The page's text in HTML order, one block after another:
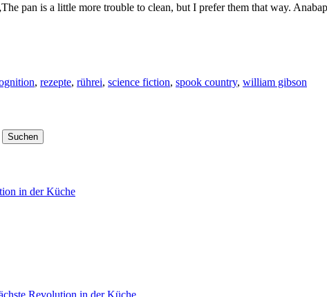
pan is a little more trouble to clean, but I prefer them that way.
, rezepte, rührei, science fiction, spook country, william gibson
in der Küche
Revolution in der Küche